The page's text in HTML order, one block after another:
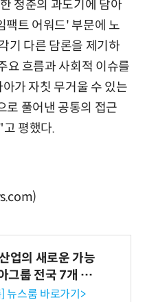
청춘의 과도기에 담아
팩트 어워드' 부문에 노
기 다른 담론을 제기하
요 흐름과 사회적 이슈를
가 자칫 무거울 수 있는
로 풀어낸 공통의 접근
평했다.
업의 새로운 가능
룹 전국 7개 도
페어 개최
뉴스룸 바로가기>